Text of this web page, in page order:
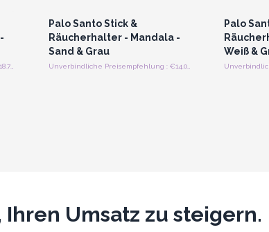
Palo Santo Stick &
Räucherhalter - Mandala -
Sand & Grau
Unverbindliche Preisempfehlung : €14.00/Stück
Palo
Weiß &
Umsatz zu steigern.